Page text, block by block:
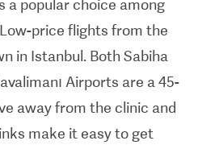
specialised doctors
certified. They believe in a
that gives patients exactly
a popular choice among
price flights from the
in Istanbul. Both Sabiha
Airports are a 45-
away from the clinic and
make it easy to get